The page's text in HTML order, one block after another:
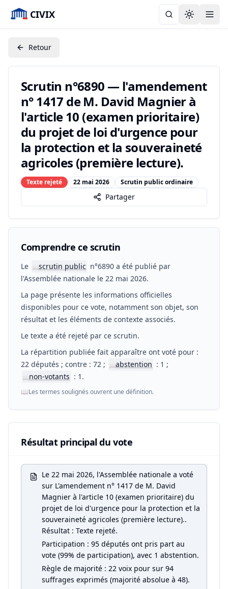
CIVIX Toggle
Retour
Scrutin n°6890 — l'amendement
n° 1417 de M. David Magnier à
l'article 10 (examen prioritaire)
du projet de loi d'urgence pour
la protection et la souveraineté
agricoles (première lecture).
Texte rejeté 22 mai 2026 Scrutin public ordinaire
Partager
Comprendre ce scrutin
Le 📖scrutin public n°6890 a été publié par
l'Assemblée nationale le 22 mai 2026.
La page présente les informations officielles
disponibles pour ce vote, notamment son objet, son
résultat et les éléments de contexte associés.
Le texte a été rejeté par ce scrutin.
La répartition publiée fait apparaître ont voté pour :
22 députés ; contre : 72 ;
📖abstention : 1 ;
📖non-votants : 1.
📖Les termes soulignés ouvrent une définition.
Résultat principal du vote
Le 22 mai 2026, l'Assemblée nationale a voté
sur L'amendement n° 1417 de M. David
Magnier à l'article 10 (examen prioritaire) du
projet de loi d'urgence pour la protection et la
souveraineté agricoles (première lecture)..
Résultat : Texte rejeté.
Participation : 95 députés ont pris part au
vote (99% de participation), avec 1 abstention.
Règle de majorité : 22 voix pour sur 94
suffrages exprimés (majorité absolue à 48).